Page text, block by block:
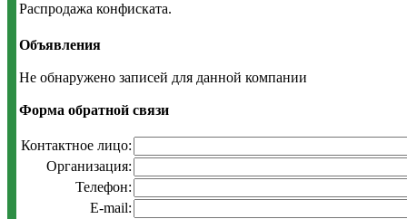
Распродажа конфиската.
Объявления
Не обнаружено записей для данной компании
Форма обратной связи
Контактное лицо:
Организация:
Телефон:
E-mail: